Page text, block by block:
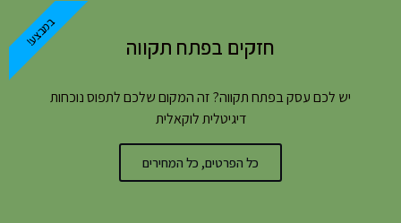
חזקים בפתח תקווה
יש לכם עסק בפתח תקווה? זה המקום שלכם לתפוס נוכחות
דיגיטלית לוקאלית
כל הפרטים, כל המחירים
במבצע!